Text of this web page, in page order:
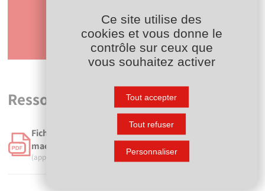
Mise en œuvre de l'électrosoudage
Ressources
Fiche technique - Carte superviseur/soudeur pour
machines électrosoudables - 1270
(application/pdf, 108.57 ko)
Ce site utilise des
cookies et vous donne le
contrôle sur ceux que
vous souhaitez activer
Tout accepter
Tout refuser
Personnaliser